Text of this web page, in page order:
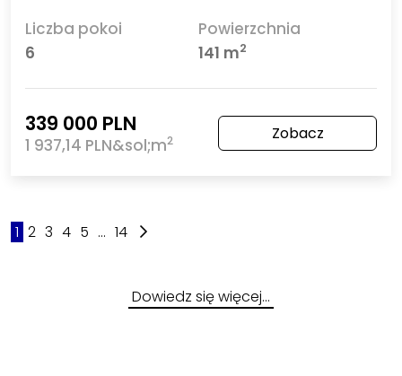
Liczba pokoi
6
Powierzchnia
141 m2
339 000 PLN
1 937,14 PLN&sol;m2 Zobacz
1 2 3 4 5 ... 14
Dowiedz się więcej…